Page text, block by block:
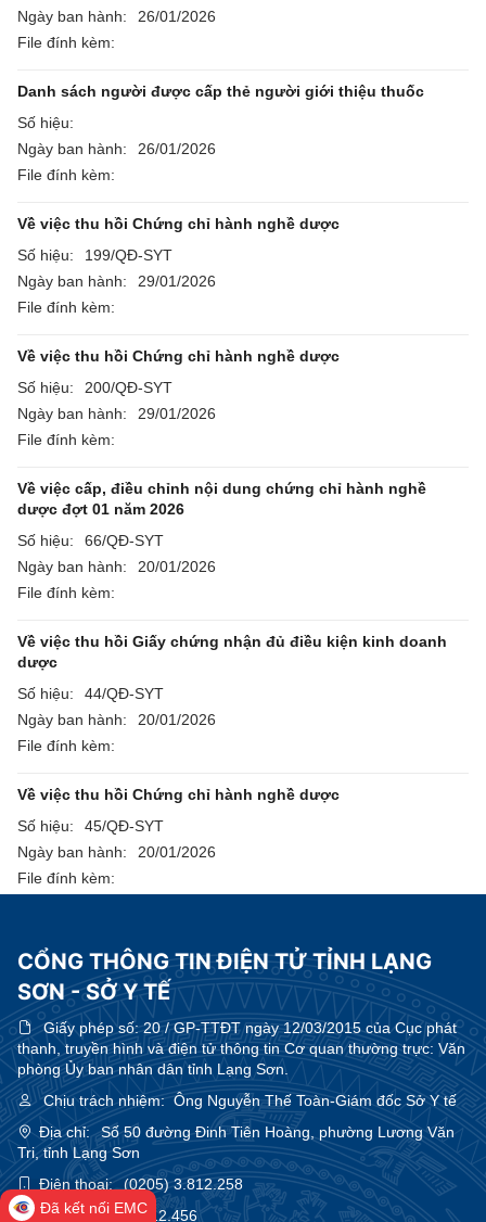
Ngày ban hành:
26/01/2026
File đính kèm:
Danh sách người được cấp thẻ người giới thiệu thuốc
Số hiệu:
Ngày ban hành:
26/01/2026
File đính kèm:
Về việc thu hồi Chứng chỉ hành nghề dược
Số hiệu:
199/QĐ-SYT
Ngày ban hành:
29/01/2026
File đính kèm:
Về việc thu hồi Chứng chỉ hành nghề dược
Số hiệu:
200/QĐ-SYT
Ngày ban hành:
29/01/2026
File đính kèm:
Về việc cấp, điều chỉnh nội dung chứng chỉ hành nghề
dược đợt 01 năm 2026
Số hiệu:
66/QĐ-SYT
Ngày ban hành:
20/01/2026
File đính kèm:
Về việc thu hồi Giấy chứng nhận đủ điều kiện kinh doanh
dược
Số hiệu:
44/QĐ-SYT
Ngày ban hành:
20/01/2026
File đính kèm:
Về việc thu hồi Chứng chỉ hành nghề dược
Số hiệu:
45/QĐ-SYT
Ngày ban hành:
20/01/2026
File đính kèm:
CỔNG THÔNG TIN ĐIỆN TỬ TỈNH LẠNG
SƠN - SỞ Y TẾ
Giấy phép số:20 / GP-TTĐT ngày 12/03/2015 của Cục phát
thanh, truyền hình và điện tử thông tin Cơ quan thường trực: Văn
phòng Ủy ban nhân dân tỉnh Lạng Sơn.
Chịu trách nhiệm:Ông Nguyễn Thế Toàn-Giám đốc Sở Y tế
Địa chỉ:
Số 50 đường Đinh Tiên Hoàng, phường Lương Văn
Tri, tỉnh Lạng Sơn
Điện thoại:
(0205) 3.812.258
Fax:(0205) 3.812.456
Đã kết nối EMC